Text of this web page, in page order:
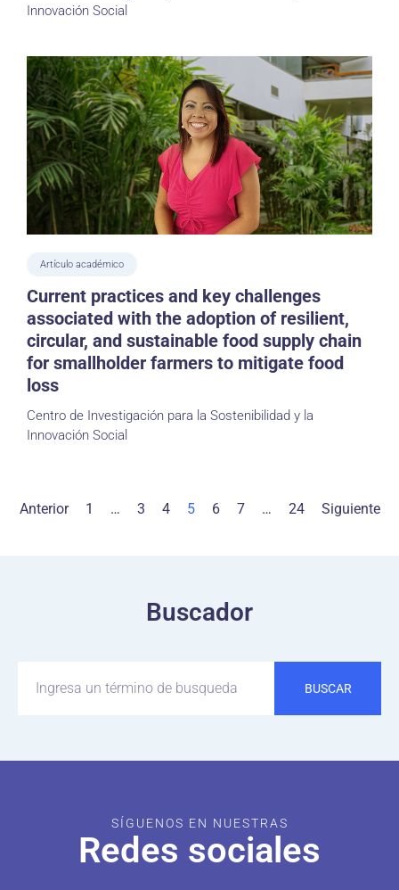
Innovación Social
Artículo académico
Current practices and key challenges
associated with the adoption of resilient,
circular, and sustainable food supply chain
for smallholder farmers to mitigate food
loss
Centro de Investigación para la Sostenibilidad y la
Innovación Social
Anterior 1 … 3 4 5 6 7 … 24 Siguiente
Buscador
BUSCAR
SÍGUENOS EN NUESTRAS
Redes sociales